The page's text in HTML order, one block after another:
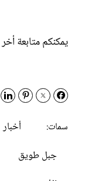
يمكنكم متابعة
سمات:
أخبار
جبل طويق